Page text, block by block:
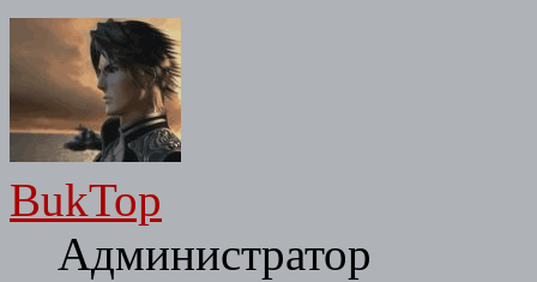
BukTop
Администратор